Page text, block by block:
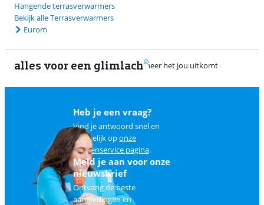
Hangende terrasverwarmers
Bekijk alle Terrasverwarmers
Eurom
alles voor een glimlach
Heb je een vraag?
Vind je antwoord snel en
makkelijk oponze
klantenservice pagina.
Meld je aan voor onze
nieuwsbrief
Ontvang de beste
aanbiedingen en